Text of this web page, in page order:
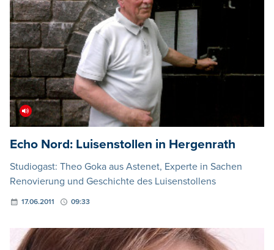
Echo Nord: Luisenstollen in Hergenrath
Studiogast: Theo Goka aus Astenet, Experte in Sachen
Renovierung und Geschichte des Luisenstollens
17.06.2011 09:33